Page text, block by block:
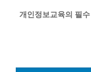
개인정보교육의 필